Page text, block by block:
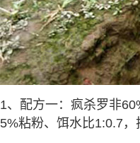
1、配方一：疯杀罗非
5%粘粉、饵水比1:0.7，